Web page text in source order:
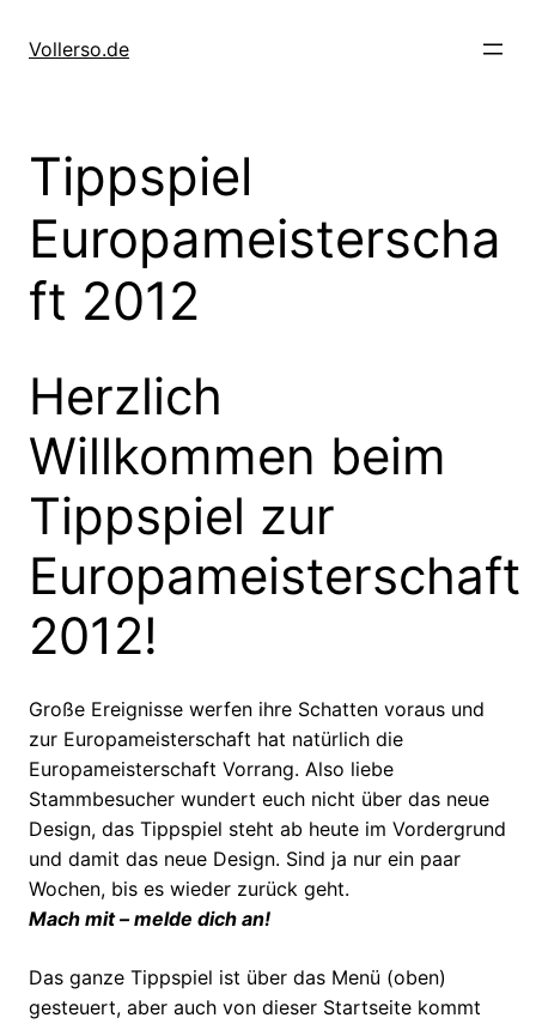
InhaltVollerso.de
Tippspiel
Europameisterscha
ft 2012
Herzlich
Willkommen beim
Tippspiel zur
Europameisterschaft
2012!
Große Ereignisse werfen ihre Schatten voraus und
zur Europameisterschaft hat natürlich die
Europameisterschaft Vorrang. Also liebe
Stammbesucher wundert euch nicht über das neue
Design, das Tippspiel steht ab heute im Vordergrund
und damit das neue Design. Sind ja nur ein paar
Wochen, bis es wieder zurück geht.
Mach mit – melde dich an!
Das ganze Tippspiel ist über das Menü (oben)
gesteuert, aber auch von dieser Startseite kommt